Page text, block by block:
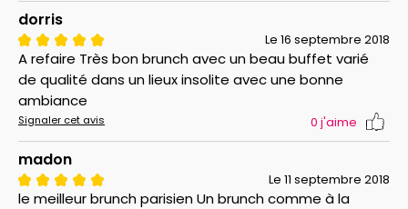
Chipolatas, bacon grillé
Pommes grenailles, galettes de pomme de terre
Salade verte
Salade de riz, taboulé, salade niçoise
Ratatouille froide
Fruits frais : raisins, oranges, ananas, pommes
Fromages, selon le marché
dorris
Le 16 septembre 2018
A refaire Très bon brunch avec un beau buffet varié
de qualité dans un lieux insolite avec une bonne
ambiance
Signaler cet avis 0 j'aime
madon
Le 11 septembre 2018
le meilleur brunch parisien Un brunch comme à la